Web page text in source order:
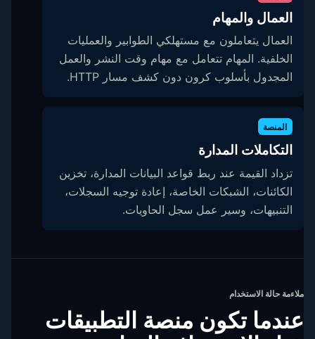
العمال والمهام
العمال يتعاملون مع مستهلكي الطوابير والعمليات
الخلفية. المهام تتعامل مع مهام وقت النشر والعمل
المجدول بأسلوب كرون دون كشف مسار HTTP.
المنصة
التكاملات المدارة
تزداد القيمة عند ربط قواعد البيانات المدارة، تخزين
الكائنات، الشبكات الخاصة، إعادة توجيه السجلات،
التنبيهات، وسير عمل سجل الحاويات.
ملاءمة حالة الاستخدام
عندما تكون منصة التطبيقات